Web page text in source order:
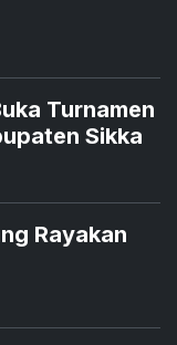
Turnamen
Sikka
Rayakan